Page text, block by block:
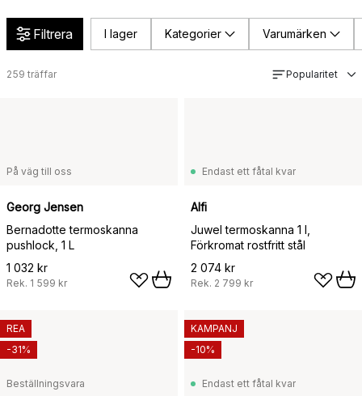
Filtrera I lager Kategorier Varumärken
259 träffar Popularitet
På väg till oss
Georg Jensen
Bernadotte termoskanna
pushlock, 1 L
1 032 kr
Rek. 1 599 kr
Endast ett fåtal kvar
Alfi
Juwel termoskanna 1 l,
Förkromat rostfritt stål
2 074 kr
Rek. 2 799 kr
Beställningsvara
REA
-31%
Endast ett fåtal kvar
KAMPANJ
-10%